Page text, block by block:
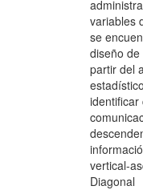
variables
se
diseño
partir del
identificar
vertical-
Diagonal